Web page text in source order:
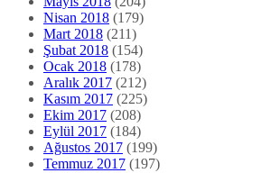
Nisan 2018 (179)
Mart 2018 (211)
Şubat 2018 (154)
Ocak 2018 (178)
Aralık 2017 (212)
Kasım 2017 (225)
Ekim 2017 (208)
Eylül 2017 (184)
Ağustos 2017 (199)
Temmuz 2017 (197)